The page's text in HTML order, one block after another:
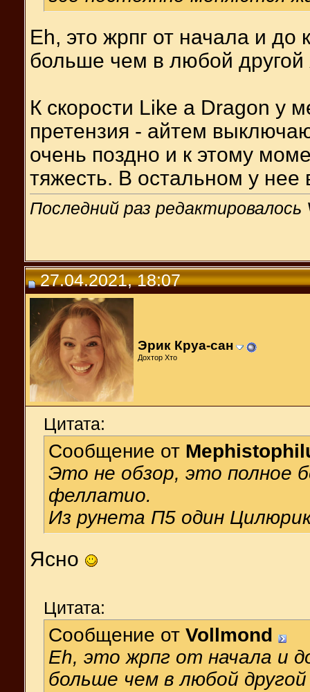
Eh, это жрпг от начала и
больше чем в любой другой
К скорости Like a Dragon у
претензия - айтем
очень поздно и к этому
тяжесть. В остальном у нее
Последний раз
27.04.2021, 18:07
Эрик Круа-сан
Дохтор Хто
Цитата:
Сообщение от
Это не обзор, это полное
феллатио.
Из рунета П5 один
Ясно
Цитата:
Сообщение от Vollmond
Eh, это жрпг от начала и
больше чем в любой другой